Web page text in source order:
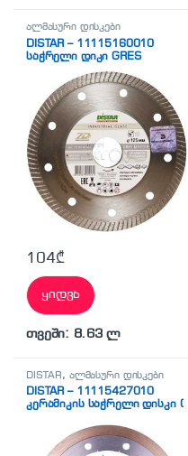
ალმასური დისკები
DISTAR – 11115160010
საჭრელი დიკი GRES
104₾
ყიდვა
თვეში: 8.63 ლ
DISTAR, ალმასური დისკები
DISTAR – 11115427010
კერამიკის საჭრელი დისკი (